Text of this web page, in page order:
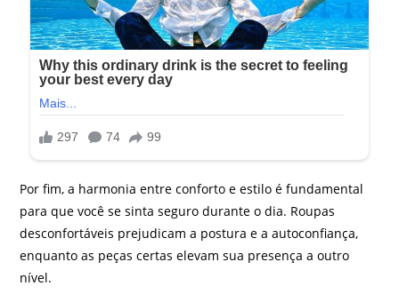
Por fim, a harmonia entre conforto e estilo é fundamental
para que você se sinta seguro durante o dia. Roupas
desconfortáveis prejudicam a postura e a autoconfiança,
enquanto as peças certas elevam sua presença a outro
nível.